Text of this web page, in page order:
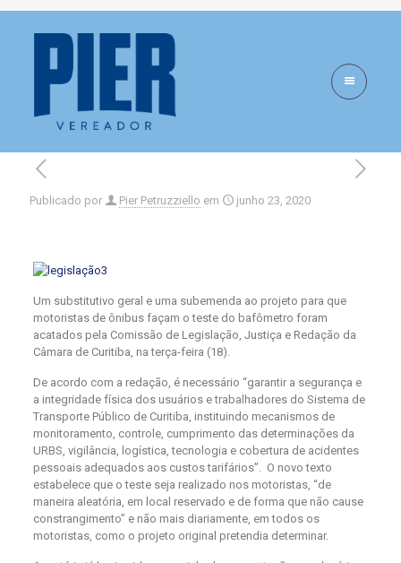
Comissão de
Legislação
Publicado por Pier Petruzziello em junho 23, 2020
Um substitutivo geral e uma subemenda ao projeto para que
motoristas de ônibus façam o teste do bafômetro foram
acatados pela Comissão de Legislação, Justiça e Redação da
Câmara de Curitiba, na terça-feira (18).
De acordo com a redação, é necessário “garantir a segurança e
a integridade física dos usuários e trabalhadores do Sistema de
Transporte Público de Curitiba, instituindo mecanismos de
monitoramento, controle, cumprimento das determinações da
URBS, vigilância, logística, tecnologia e cobertura de acidentes
pessoais adequados aos custos tarifários”. O novo texto
estabelece que o teste seja realizado nos motoristas, “de
maneira aleatória, em local reservado e de forma que não cause
constrangimento” e não mais diariamente, em todos os
motoristas, como o projeto original pretendia determinar.